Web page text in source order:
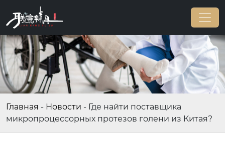
Главная - Новости - Где найти поставщика
микропроцессорных протезов голени из Китая?